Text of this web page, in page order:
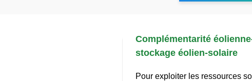
Complémentarité
stockage éolien-solaire
Pour exploiter les ressources